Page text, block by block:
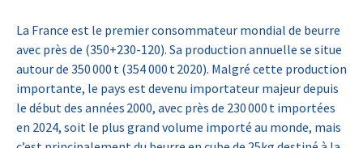
La France est le premier consommateur mondial de beurre
avec près de (350+230-120). Sa production annuelle se situe
autour de 350 000 t (354 000 t 2020). Malgré cette production
importante, le pays est devenu importateur majeur depuis
le début des années 2000, avec près de 230 000 t importées
en 2024, soit le plus grand volume importé au monde, mais